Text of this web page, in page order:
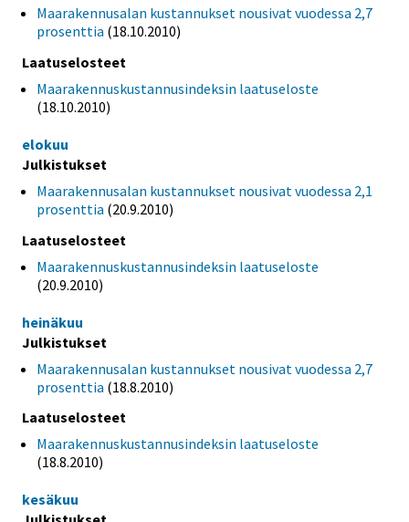
Maarakennusalan kustannukset nousivat vuodessa 2,7
prosenttia (18.10.2010)
Laatuselosteet
Maarakennuskustannusindeksin laatuseloste
(18.10.2010)
elokuu
Julkistukset
Maarakennusalan kustannukset nousivat vuodessa 2,1
prosenttia (20.9.2010)
Laatuselosteet
Maarakennuskustannusindeksin laatuseloste
(20.9.2010)
heinäkuu
Julkistukset
Maarakennusalan kustannukset nousivat vuodessa 2,7
prosenttia (18.8.2010)
Laatuselosteet
Maarakennuskustannusindeksin laatuseloste
(18.8.2010)
kesäkuu